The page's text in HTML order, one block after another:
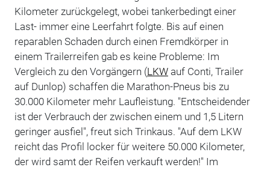
Kilometer zurückgelegt, wobei tankerbedingt einer
Last- immer eine Leerfahrt folgte. Bis auf einen
reparablen Schaden durch einen Fremdkörper in
einem Trailerreifen gab es keine Probleme: Im
Vergleich zu den Vorgängern (LKWauf Conti, Trailer
auf Dunlop) schaffen die Marathon-Pneus bis zu
30.000 Kilometer mehr Laufleistung. "Entscheidender
ist der Verbrauch der zwischen einem und 1,5 Litern
geringer ausfiel", freut sich Trinkaus. "Auf dem LKW
reicht das Profil locker für weitere 50.000 Kilometer,
der wird samt der Reifen verkauft werden!" Im